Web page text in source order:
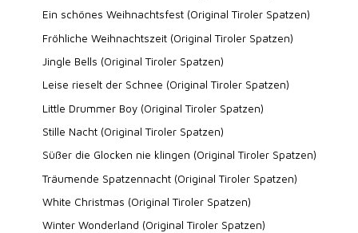
Ein schönes Weihnachtsfest (Original Tiroler Spatzen)
Fröhliche Weihnachtszeit (Original Tiroler Spatzen)
Jingle Bells (Original Tiroler Spatzen)
Leise rieselt der Schnee (Original Tiroler Spatzen)
Little Drummer Boy (Original Tiroler Spatzen)
Stille Nacht (Original Tiroler Spatzen)
Süßer die Glocken nie klingen (Original Tiroler Spatzen)
Träumende Spatzennacht (Original Tiroler Spatzen)
White Christmas (Original Tiroler Spatzen)
Winter Wonderland (Original Tiroler Spatzen)